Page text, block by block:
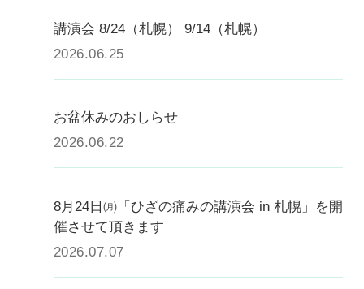
講演会 8/24（札幌） 9/14（札幌）
2026.06.25
お盆休みのおしらせ
2026.06.22
8月24日㈪「ひざの痛みの講演会 in 札幌」を開
催させて頂きます
2026.07.07